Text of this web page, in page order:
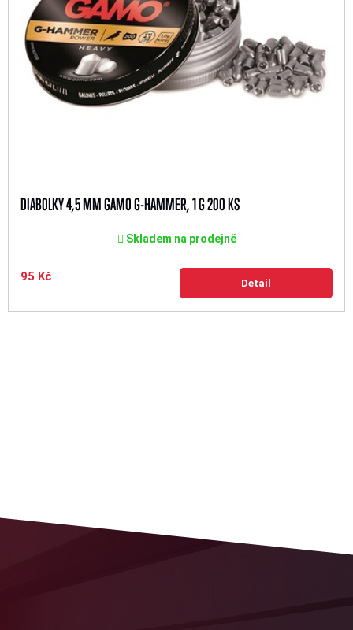
DIABOLKY 4,5 MM GAMO G-HAMMER, 1 G 200 KS
Skladem na prodejně
95 Kč Detail